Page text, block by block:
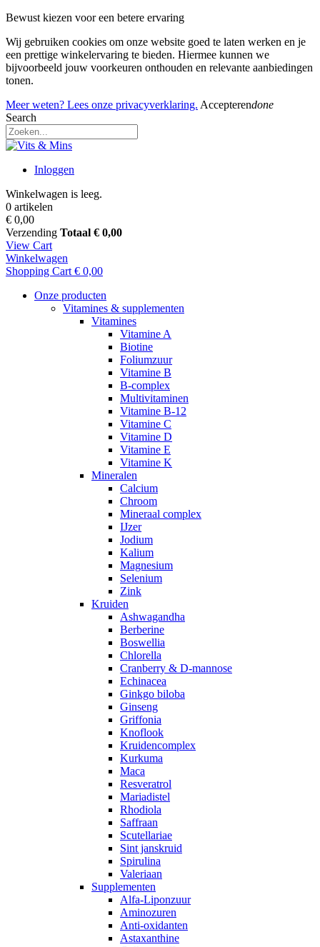
Bewust kiezen voor een betere ervaring
Wij gebruiken cookies om onze website goed te laten werken en je
een prettige winkelervaring te bieden. Hiermee kunnen we
bijvoorbeeld jouw voorkeuren onthouden en relevante aanbiedingen
tonen.
Meer weten? Lees onze privacyverklaring. Accepterendone
Search
Inloggen
Winkelwagen is leeg.
0 artikelen
€ 0,00
Verzending Totaal € 0,00
View Cart
Winkelwagen
Shopping Cart € 0,00
Onze producten
Vitamines & supplementen
Vitamines
Vitamine A
Biotine
Foliumzuur
Vitamine B
B-complex
Multivitaminen
Vitamine B-12
Vitamine C
Vitamine D
Vitamine E
Vitamine K
Mineralen
Calcium
Chroom
Mineraal complex
IJzer
Jodium
Kalium
Magnesium
Selenium
Zink
Kruiden
Ashwagandha
Berberine
Boswellia
Chlorella
Cranberry & D-mannose
Echinacea
Ginkgo biloba
Ginseng
Griffonia
Knoflook
Kruidencomplex
Kurkuma
Maca
Resveratrol
Mariadistel
Rhodiola
Saffraan
Scutellariae
Sint janskruid
Spirulina
Valeriaan
Supplementen
Alfa-Liponzuur
Aminozuren
Anti-oxidanten
Astaxanthine